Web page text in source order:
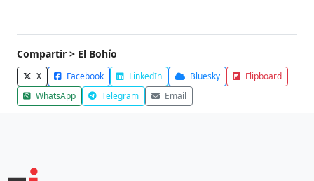
Compartir > El Bohío
X Facebook LinkedIn Bluesky
Flipboard
WhatsApp
Telegram Email